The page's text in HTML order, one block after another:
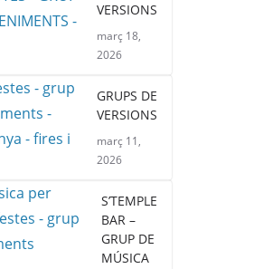
VERSIONS
març 18,
2026
GRUPS DE
VERSIONS
març 11,
2026
S’TEMPLE
BAR –
GRUP DE
MÚSICA